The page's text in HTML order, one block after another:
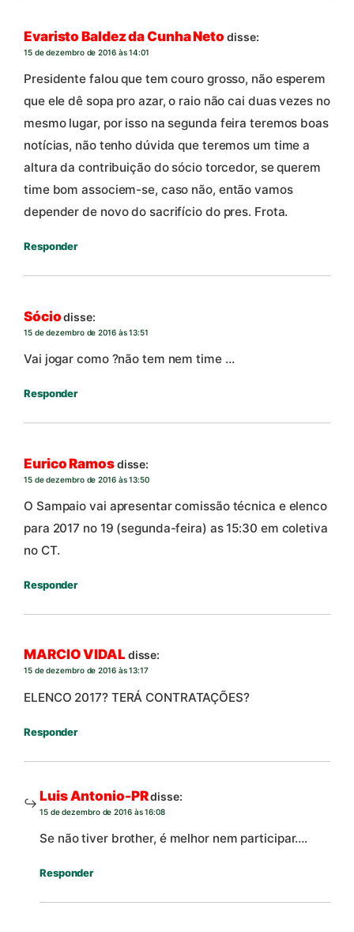
Evaristo Baldez da Cunha Neto disse:
15 de dezembro de 2016 às 14:01
Presidente falou que tem couro grosso, não esperem
que ele dê sopa pro azar, o raio não cai duas vezes no
mesmo lugar, por isso na segunda feira teremos boas
notícias, não tenho dúvida que teremos um time a
altura da contribuição do sócio torcedor, se querem
time bom associem-se, caso não, então vamos
depender de novo do sacrifício do pres. Frota.
Responder
Sócio disse:
15 de dezembro de 2016 às 13:51
Vai jogar como ?não tem nem time …
Responder
Eurico Ramosdisse:
15 de dezembro de 2016 às 13:50
O Sampaio vai apresentar comissão técnica e elenco
para 2017 no 19 (segunda-feira) as 15:30 em coletiva
no CT.
Responder
MARCIO VIDALdisse:
15 de dezembro de 2016 às 13:17
ELENCO 2017? TERÁ CONTRATAÇÕES?
Responder
Luis Antonio-PRdisse:
15 de dezembro de 2016 às 16:08
Se não tiver brother, é melhor nem participar….
Responder